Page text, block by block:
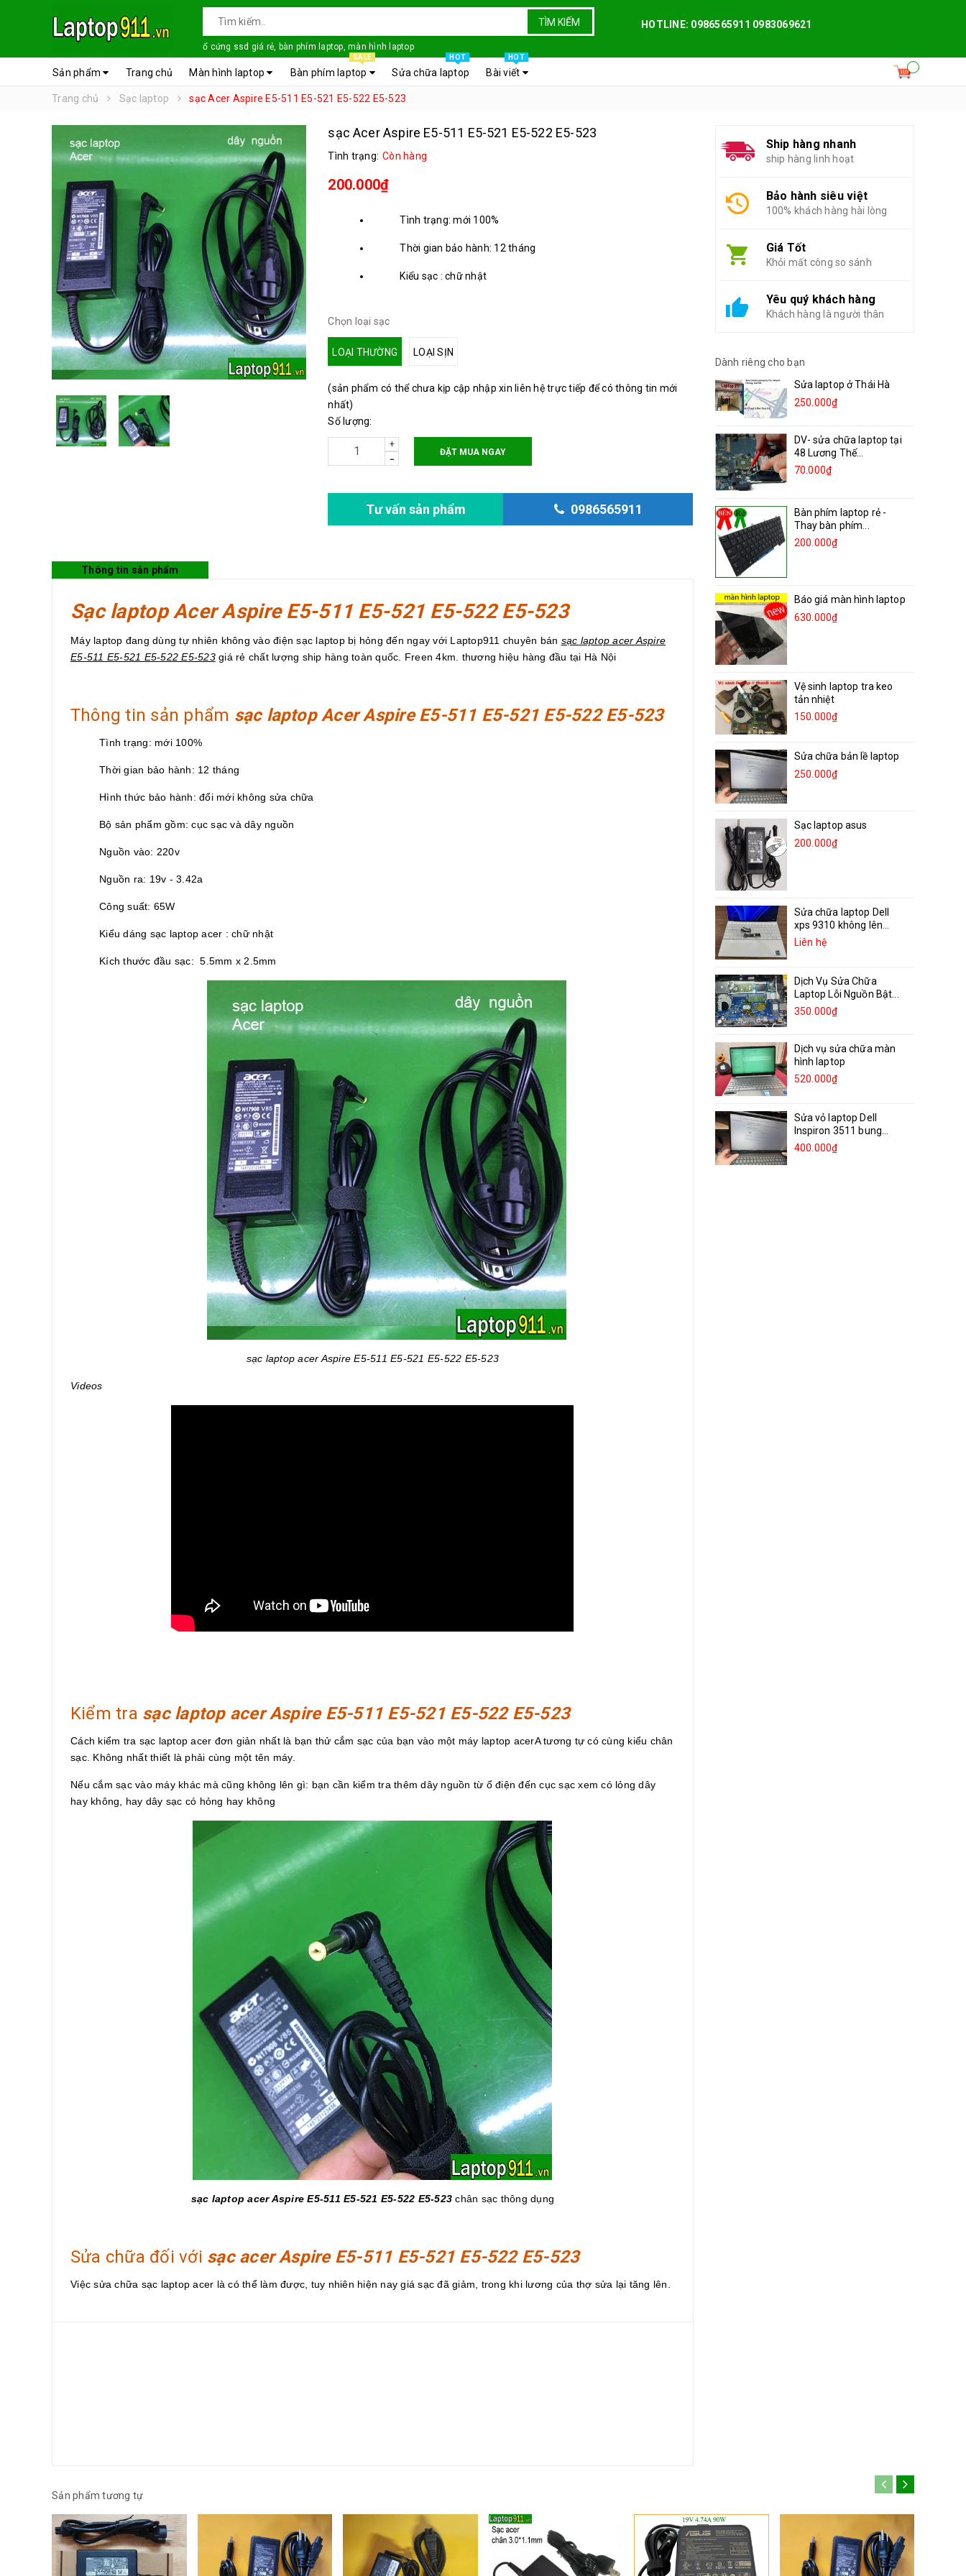
TÌM KIẾM
ổ cứng ssd giá rẻ, bàn phím laptop, màn hình laptop
HOTLINE: 0986565911 0983069621
Sản phẩm Trang chủ Màn hình laptop Bàn phím laptop
SALE
Sửa chữa laptop
HOT
Bài viết
HOT
Trang chủ Sạc laptop sạc Acer Aspire E5-511 E5-521 E5-522 E5-523
sạc Acer Aspire E5-511 E5-521 E5-522 E5-523
Tình trạng: Còn hàng
200.000₫
Tình trạng: mới 100%
Thời gian bảo hành: 12 tháng
Kiểu sạc : chữ nhật
Chọn loại sạc
LOẠI THƯỜNG LOẠI SỊN
(sản phẩm có thể chưa kịp cập nhập xin liên hệ trực tiếp để có thông tin mới
nhất)
Số lượng:
+
- ĐẶT MUA NGAY
Tư vấn sản phẩm 0986565911
Thông tin sản phẩm
Sạc laptop Acer Aspire E5-511 E5-521 E5-522 E5-523
Máy laptop đang dùng tự nhiên không vào điện sạc laptop bị hỏng đến ngay với Laptop911 chuyên bán sạc laptop acer Aspire
E5-511 E5-521 E5-522 E5-523giá rẻ chất lượng ship hàng toàn quốc. Freen 4km. thương hiệu hàng đầu tại Hà Nội
Thông tin sản phẩm sạc laptop Acer Aspire E5-511 E5-521 E5-522 E5-523
Tình trạng: mới 100%
Thời gian bảo hành: 12 tháng
Hình thức bảo hành: đổi mới không sửa chữa
Bộ sản phẩm gồm: cục sạc và dây nguồn
Nguồn vào: 220v
Nguồn ra: 19v - 3.42a
Công suất: 65W
Kiểu dáng sạc laptop acer : chữ nhật
Kích thước đầu sạc: 5.5mm x 2.5mm
sạc laptop acer Aspire E5-511 E5-521 E5-522 E5-523
Videos
Kiểm tra sạc laptop acer Aspire E5-511 E5-521 E5-522 E5-523
Cách kiểm tra sạc laptop acer đơn giản nhất là bạn thử cắm sạc của bạn vào một máy laptop acerA tương tự có cùng kiểu chân
sạc. Không nhất thiết là phải cùng một tên máy.
Nếu cắm sạc vào máy khác mà cũng không lên gì: bạn cần kiểm tra thêm dây nguồn từ ổ điện đến cục sạc xem có lỏng dây
hay không, hay dây sạc có hỏng hay không
sạc laptop acer Aspire E5-511 E5-521 E5-522 E5-523 chân sạc thông dụng
Sửa chữa đối với sạc acer Aspire E5-511 E5-521 E5-522 E5-523
Việc sửa chữa sạc laptop acer là có thể làm được, tuy nhiên hiện nay giá sạc đã giảm, trong khi lương của thợ sửa lại tăng lên.
Ship hàng nhanh
ship hàng linh hoạt
Bảo hành siêu việt
100% khách hàng hài lòng
Giá Tốt
Khỏi mất công so sánh
Yêu quý khách hàng
Khách hàng là người thân
Dành riêng cho bạn
Sửa laptop ở Thái Hà
250.000₫
DV- sửa chữa laptop tại
48 Lương Thế...
70.000₫
Bàn phím laptop rẻ -
Thay bàn phím...
200.000₫
Báo giá màn hình laptop
630.000₫
Vệ sinh laptop tra keo
tản nhiệt
150.000₫
Sửa chữa bản lề laptop
250.000₫
Sạc laptop asus
200.000₫
Sửa chữa laptop Dell
xps 9310 không lên...
Liên hệ
Dịch Vụ Sửa Chữa
Laptop Lỗi Nguồn Bật...
350.000₫
Dịch vụ sửa chữa màn
hình laptop
520.000₫
Sửa vỏ laptop Dell
Inspiron 3511 bung
bản...
400.000₫
Sản phẩm tương tự